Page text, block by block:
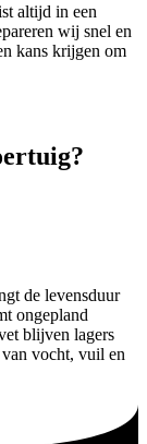
altijd in een
wij snel en
kans krijgen om
de levensduur
ongepland
blijven lagers
vocht, vuil en